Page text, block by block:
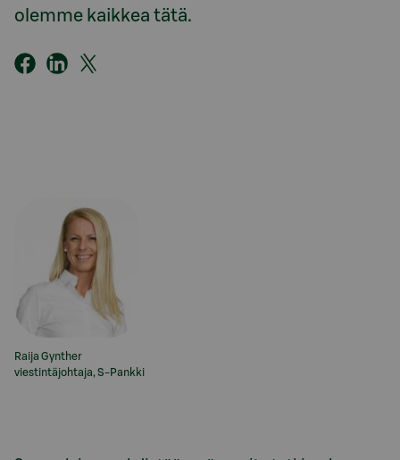
olemme kaikkea tätä.
Raija Gynther
viestintäjohtaja, S-Pankki